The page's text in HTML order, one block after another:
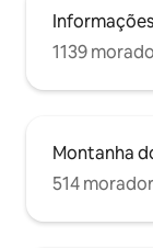
1139
Montanha
514